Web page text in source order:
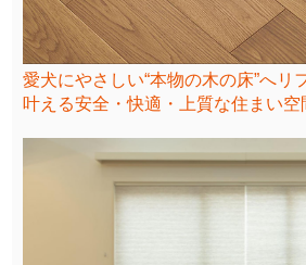
愛犬にやさしい“本物の木の床”へリ
叶える安全・快適・上質な住まい空